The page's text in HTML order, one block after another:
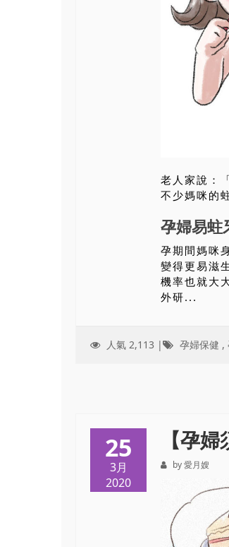
老人家說：
不少媽咪的
孕婦易蛀
孕期間媽咪
變得更易滋
機率也就大
外研...
人氣 2,113 | 孕婦保健 ,
25
3月
2020
【孕
by 愛月嫂